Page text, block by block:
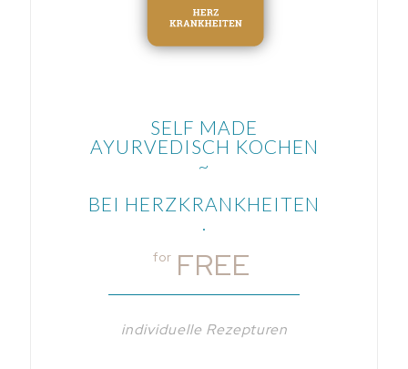
SELF MADE
AYURVEDISCH KOCHEN
~
BEI HERZKRANKHEITEN
.
for FREE
individuelle Rezepturen